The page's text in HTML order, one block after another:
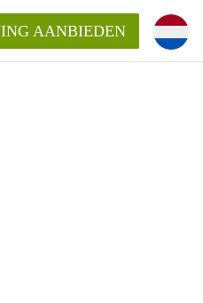
AANBIEDEN